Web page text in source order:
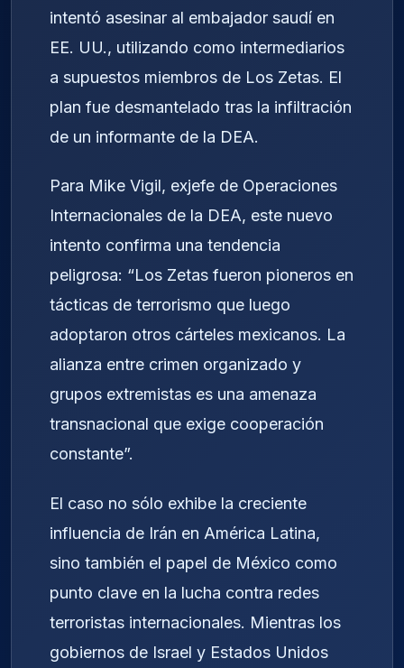
intentó asesinar al embajador saudí en
EE. UU., utilizando como intermediarios
a supuestos miembros de Los Zetas. El
plan fue desmantelado tras la infiltración
de un informante de la DEA.
Para Mike Vigil, exjefe de Operaciones
Internacionales de la DEA, este nuevo
intento confirma una tendencia
peligrosa: “Los Zetas fueron pioneros en
tácticas de terrorismo que luego
adoptaron otros cárteles mexicanos. La
alianza entre crimen organizado y
grupos extremistas es una amenaza
transnacional que exige cooperación
constante”.
El caso no sólo exhibe la creciente
influencia de Irán en América Latina,
sino también el papel de México como
punto clave en la lucha contra redes
terroristas internacionales. Mientras los
gobiernos de Israel y Estados Unidos